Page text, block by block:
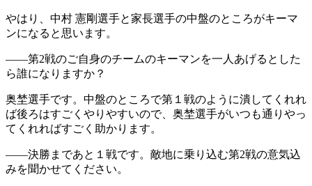
やはり、中村 憲剛選手と家長選手の中盤のところがキーマ
ンになると思います。
――第2戦のご自身のチームのキーマンを一人あげるとした
ら誰になりますか？
奥埜選手です。中盤のところで第１戦のように潰してくれれ
ば後ろはすごくやりやすいので、奥埜選手がいつも通りやっ
てくれればすごく助かります。
――決勝まであと１戦です。敵地に乗り込む第2戦の意気込
みを聞かせてください。